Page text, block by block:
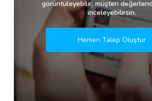
görüntüleyebilir, müşteri
inceleyebilirsin.
Hemen Talep Oluştur